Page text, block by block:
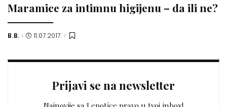
Maramice za intimnu higijenu – da ili ne?
Posted
B.B. 11.07.2017.
Prijavi se na newsletter